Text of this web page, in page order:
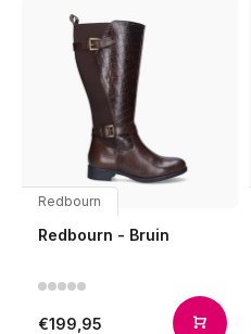
Redbourn
Redbourn - Bruin
€199,95